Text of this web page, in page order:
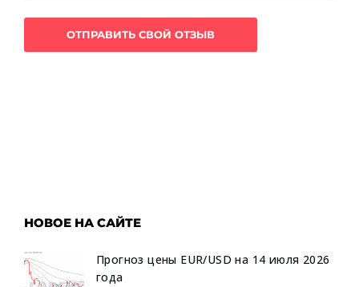
НОВОЕ НА САЙТЕ
Прогноз цены EUR/USD на 14 июля 2026
года